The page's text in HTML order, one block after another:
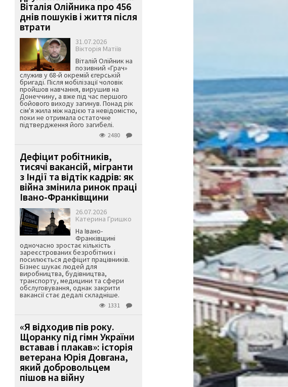
Віталія Олійника про 456
днів пошуків і життя після
втрати
31.07.2026
Вікторія Матіїв
Віталій Олійник на
позивний «Грач»
служив у 68-й окремій єгерській
бригаді. Після мобілізації чоловік
пройшов навчання, вирушив на
Донеччину, а вже під час першого
бойового виходу загинув. Понад рік
сім'я жила між надією та невідомістю,
поки не отримала остаточне
підтвердження його загибелі.
2480
Дефіцит робітників,
тисячі вакансій, мігранти
з Індії та відтік кадрів: як
війна змінила ринок праці
Івано-Франківщини
26.07.2026
Катерина Гришко
На Івано-
Франківщині
одночасно зростає кількість
зареєстрованих безробітних і
посилюється дефіцит працівників.
Бізнес шукає людей для
виробництва, будівництва,
транспорту, медицини та сфери
обслуговування, однак закрити
вакансії стає дедалі складніше.
1331
«Я відходив пів року.
Щоранку під гімн України
вставав і плакав»: історія
ветерана Юрія Довгана,
який добровольцем
пішов на війну